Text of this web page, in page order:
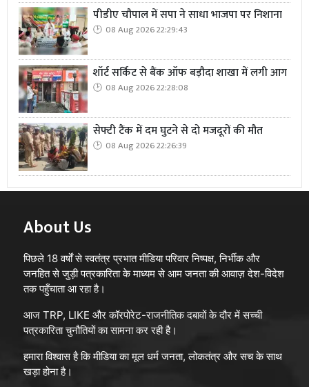
पीडीए चौपाल में सपा ने साधा भाजपा पर निशाना
08 Aug 2026 22:29:43
शॉर्ट सर्किट से बैंक ऑफ बड़ौदा शाखा में लगी आग
08 Aug 2026 22:28:08
सेफ्टी टैंक में दम घुटने से दो मजदूरों की मौत
08 Aug 2026 22:26:39
About Us
पिछले 18 वर्षों से स्वतंत्र प्रभात मीडिया परिवार निष्पक्ष, निर्भीक और
जनहित से जुड़ी पत्रकारिता के माध्यम से आम जनता की आवाज़ देश-विदेश
तक पहुँचाता आ रहा है।
आज TRP, LIKE और कॉरपोरेट-राजनीतिक दबावों के दौर में सच्ची
पत्रकारिता चुनौतियों का सामना कर रही है।
हमारा विश्वास है कि मीडिया का मूल धर्म जनता, लोकतंत्र और सच के साथ
खड़ा होना है।